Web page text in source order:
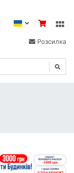
Розсилка